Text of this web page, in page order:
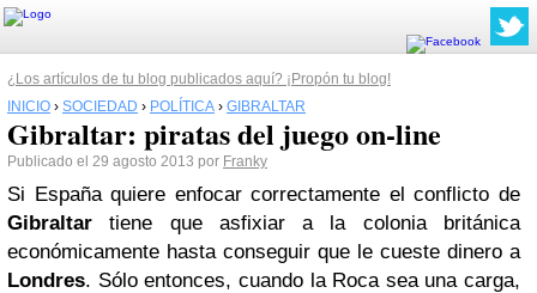
¿Los artículos de tu blog publicados aquí? ¡Propón tu blog!
INICIO › SOCIEDAD › POLÍTICA › GIBRALTAR
Gibraltar: piratas del juego on-line
Publicado el 29 agosto 2013 por Franky
Si España quiere enfocar correctamente el conflicto de
Gibraltar tiene que asfixiar a la colonia británica
económicamente hasta conseguir que le cueste dinero a
Londres. Sólo entonces, cuando la Roca sea una carga,